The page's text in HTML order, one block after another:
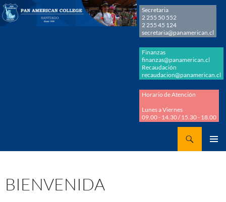
Secretaria
2 255 50 552
2 255 45 124
secretaria@panamerican.cl
Finanzas
finanzas@panamerican.cl
Recaudación
recaudacion@panamerican.cl
Horario de Atención
Lunes a Viernes
09.00 - 14.30 / 15.30 - 18.00
BIENVENIDA